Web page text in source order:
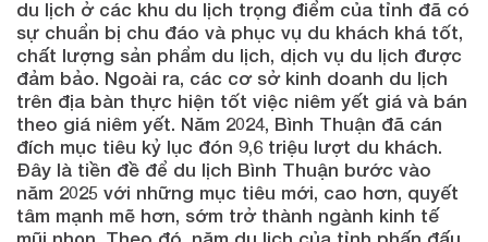
du lịch ở các khu du lịch trọng điểm của tỉnh đã có
sự chuẩn bị chu đáo và phục vụ du khách khá tốt,
chất lượng sản phẩm du lịch, dịch vụ du lịch được
đảm bảo. Ngoài ra, các cơ sở kinh doanh du lịch
trên địa bàn thực hiện tốt việc niêm yết giá và bán
theo giá niêm yết. Năm 2024, Bình Thuận đã cán
đích mục tiêu kỷ lục đón 9,6 triệu lượt du khách.
Đây là tiền đề để du lịch Bình Thuận bước vào
năm 2025 với những mục tiêu mới, cao hơn, quyết
tâm mạnh mẽ hơn, sớm trở thành ngành kinh tế